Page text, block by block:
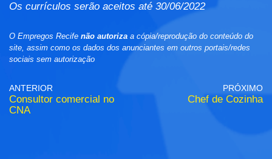
Os currículos serão aceitos até 30/06/2022
O Empregos Recife não autoriza a cópia/reprodução do conteúdo do
site, assim como os dados dos anunciantes em outros portais/redes
sociais sem autorização
ANTERIOR
Consultor comercial no
CNA
PRÓXIMO
Chef de Cozinha